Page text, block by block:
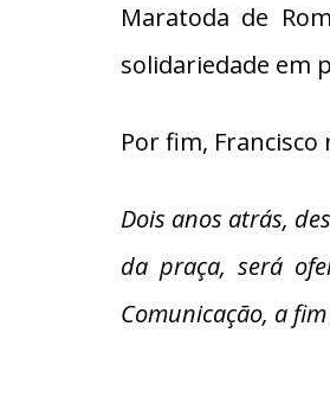
Maratoda de
solidariedade em
Por fim,
Dois anos atrás,
da praça, será
Comunicação, a